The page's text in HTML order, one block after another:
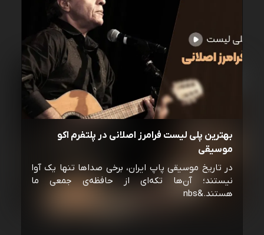
بهترین پلی لیست فرامرز اصلانی در پلتفرم اکو
موسیقی
در تاریخ موسیقی پاپ ایران، برخی صداها تنها یک آوا
نیستند؛ آن‌ها تکه‌ای از حافظه‌ی جمعی ما
هستند.&nbs